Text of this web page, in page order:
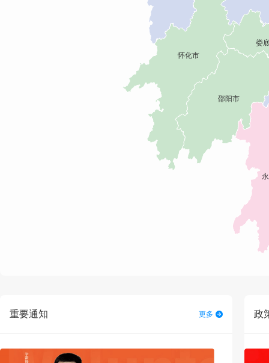
重要通知 更多 政